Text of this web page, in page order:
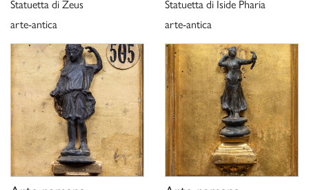
Statuetta di Zeus
arte-antica
Statuetta di Iside Pharia
arte-antica